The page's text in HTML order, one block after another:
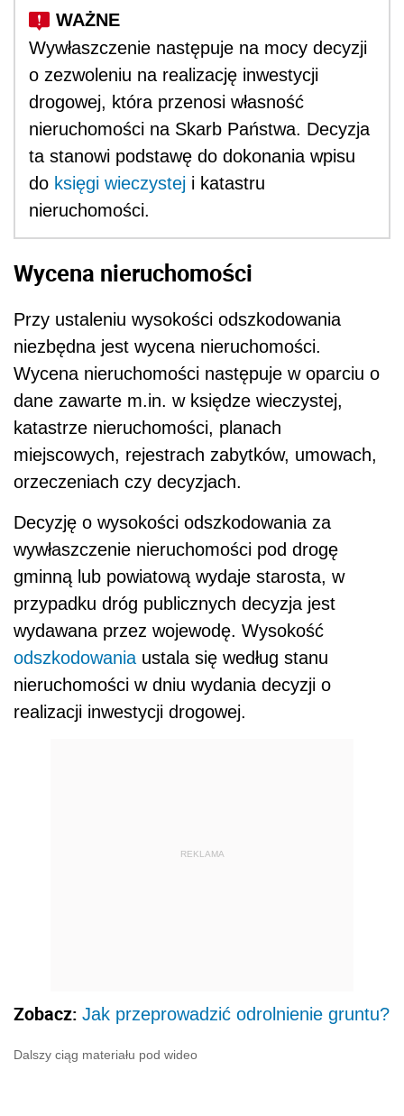
Wywłaszczenie następuje na mocy decyzji
o zezwoleniu na realizację inwestycji
drogowej, która przenosi własność
nieruchomości na Skarb Państwa. Decyzja
ta stanowi podstawę do dokonania wpisu
do księgi wieczystej i katastru
nieruchomości.
Wycena nieruchomości
Przy ustaleniu wysokości odszkodowania
niezbędna jest wycena nieruchomości.
Wycena nieruchomości następuje w oparciu o
dane zawarte m.in. w księdze wieczystej,
katastrze nieruchomości, planach
miejscowych, rejestrach zabytków, umowach,
orzeczeniach czy decyzjach.
Decyzję o wysokości odszkodowania za
wywłaszczenie nieruchomości pod drogę
gminną lub powiatową wydaje starosta, w
przypadku dróg publicznych decyzja jest
wydawana przez wojewodę. Wysokość
odszkodowania ustala się według stanu
nieruchomości w dniu wydania decyzji o
realizacji inwestycji drogowej.
REKLAMA
Zobacz: Jak przeprowadzić odrolnienie gruntu?
Dalszy ciąg materiału pod wideo